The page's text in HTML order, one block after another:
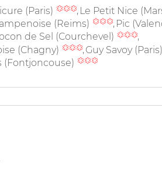
(Paris)
Le Petit Nice
(Reims) Pic
de Sel (Courchevel)
(Chagny) Guy Savoy (Paris)
(Fontjoncouse)